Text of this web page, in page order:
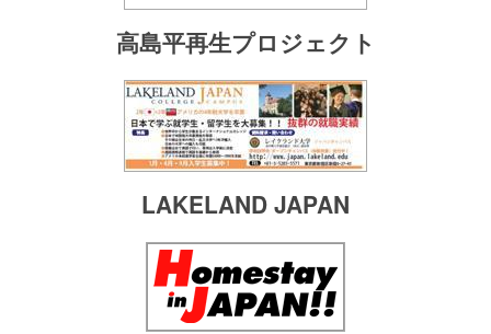
高島平再生プロジェクト
LAKELAND JAPAN